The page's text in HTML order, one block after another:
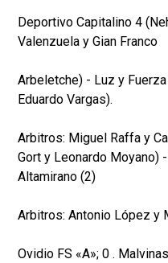
Deportivo Capitalino 4
Valenzuela y Gian Franco
Arbeletche) - Luz y
Eduardo Vargas).
Arbitros: Miguel Raffa y
Gort y Leonardo Moyano)
Altamirano (2)
Arbitros: Antonio López y
Ovidio FS «A»; 0 .